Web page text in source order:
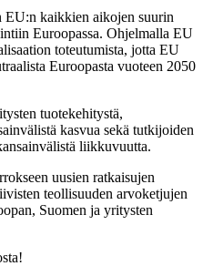
EU:n kaikkien aikojen suurin
Euroopassa. Ohjelmalla EU
toteutumista, jotta EU
Euroopasta vuoteen 2050
tuotekehitystä,
kasvua sekä tutkijoiden
liikkuvuutta.
uusien ratkaisujen
teollisuuden arvoketjujen
Suomen ja yritysten